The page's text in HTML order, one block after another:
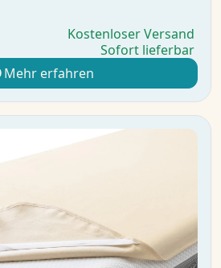
Kostenloser Versand
Sofort lieferbar
Mehr erfahren